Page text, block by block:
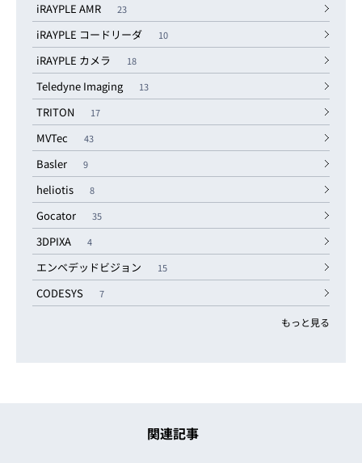
iRAYPLE AMR
23
iRAYPLE コードリーダ 10
iRAYPLE カメラ 18
Teledyne Imaging 13
TRITON 17
MVTec 43
Basler 9
heliotis 8
Gocator 35
3DPIXA 4
エンベデッドビジョン 15
CODESYS 7
もっと見る
関連記事